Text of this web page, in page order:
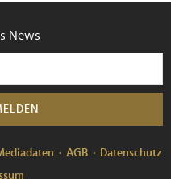
News
AGB
Datenschutz